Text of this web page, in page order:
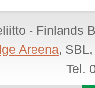
- Finlands
Areena,
Tel.